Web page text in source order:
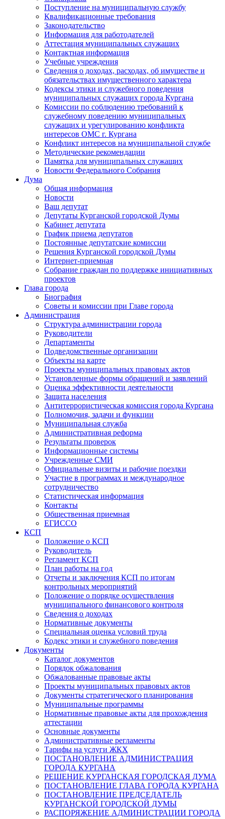
Поступление на муниципальную службу
Квалификационные требования
Законодательство
Информация для работодателей
Аттестация муниципальных служащих
Контактная информация
Учебные учреждения
Сведения о доходах, расходах, об имуществе и
обязательствах имущественного характера
Кодексы этики и служебного поведения
муниципальных служащих города Кургана
Комиссии по соблюдению требований к
служебному поведению муниципальных
служащих и урегулированию конфликта
интересов ОМС г. Кургана
Конфликт интересов на муниципальной службе
Методические рекомендации
Памятка для муниципальных служащих
Новости Федерального Cобрания
Дума
Общая информация
Новости
Ваш депутат
Депутаты Курганской городской Думы
Кабинет депутата
График приема депутатов
Постоянные депутатские комиссии
Решения Курганской городской Думы
Интернет-приемная
Собрание граждан по поддержке инициативных
проектов
Глава города
Биография
Советы и комиссии при Главе города
Администрация
Структура администрации города
Руководители
Департаменты
Подведомственные организации
Объекты на карте
Проекты муниципальных правовых актов
Установленные формы обращений и заявлений
Оценка эффективности деятельности
Защита населения
Антитеррористическая комиссия города Кургана
Полномочия, задачи и функции
Муниципальная служба
Административная реформа
Результаты проверок
Информационные системы
Учрежденные СМИ
Официальные визиты и рабочие поездки
Участие в программах и международное
сотрудничество
Статистическая информация
Контакты
Общественная приемная
ЕГИССО
КСП
Положение о КСП
Руководитель
Регламент КСП
План работы на год
Отчеты и заключения КСП по итогам
контрольных мероприятий
Положение о порядке осуществления
муниципального финансового контроля
Сведения о доходах
Нормативные документы
Специальная оценка условий труда
Кодекс этики и служебного поведения
Документы
Каталог документов
Порядок обжалования
Обжалованные правовые акты
Проекты муниципальных правовых актов
Документы стратегического планирования
Муниципальные программы
Нормативные правовые акты для прохождения
аттестации
Основные документы
Административные регламенты
Тарифы на услуги ЖКХ
ПОСТАНОВЛЕНИЕ АДМИНИСТРАЦИЯ
ГОРОДА КУРГАНА
РЕШЕНИЕ КУРГАНСКАЯ ГОРОДСКАЯ ДУМА
ПОСТАНОВЛЕНИЕ ГЛАВА ГОРОДА КУРГАНА
ПОСТАНОВЛЕНИЕ ПРЕДСЕДАТЕЛЬ
КУРГАНСКОЙ ГОРОДСКОЙ ДУМЫ
РАСПОРЯЖЕНИЕ АДМИНИСТРАЦИИ ГОРОДА